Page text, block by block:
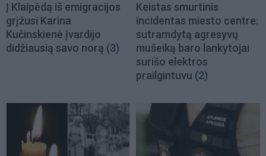
Į Klaipėdą iš emigracijos
grįžusi Karina
Kučinskienė įvardijo
didžiausią savo norą (3)
Keistas smurtinis
incidentas miesto centre:
sutramdytą agresyvų
mušeiką baro lankytojai
surišo elektros
prailgintuvu (2)